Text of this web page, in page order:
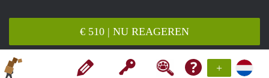
+
€ 510 | NU REAGEREN